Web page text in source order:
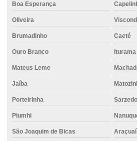
Concreto bombeável
Concreto para calçada
Concreto colorido
Concreto para construção civil
Concreto para construção de rodovias
Concreto com controle técnico
Boa Esperança
Oliveira
Brumadinho Caeté
Ouro Branco Iturama
Mateus Leme
Jaíba
Porteirinha Sarzedo
Piumhi
São Joaquim de Bicas Araçuaí